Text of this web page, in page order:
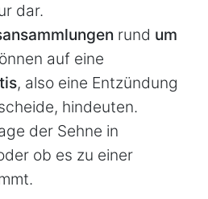
dar.
rund um
auf eine
, also eine Entzündung
hindeuten.
der Sehne in
ob es zu einer